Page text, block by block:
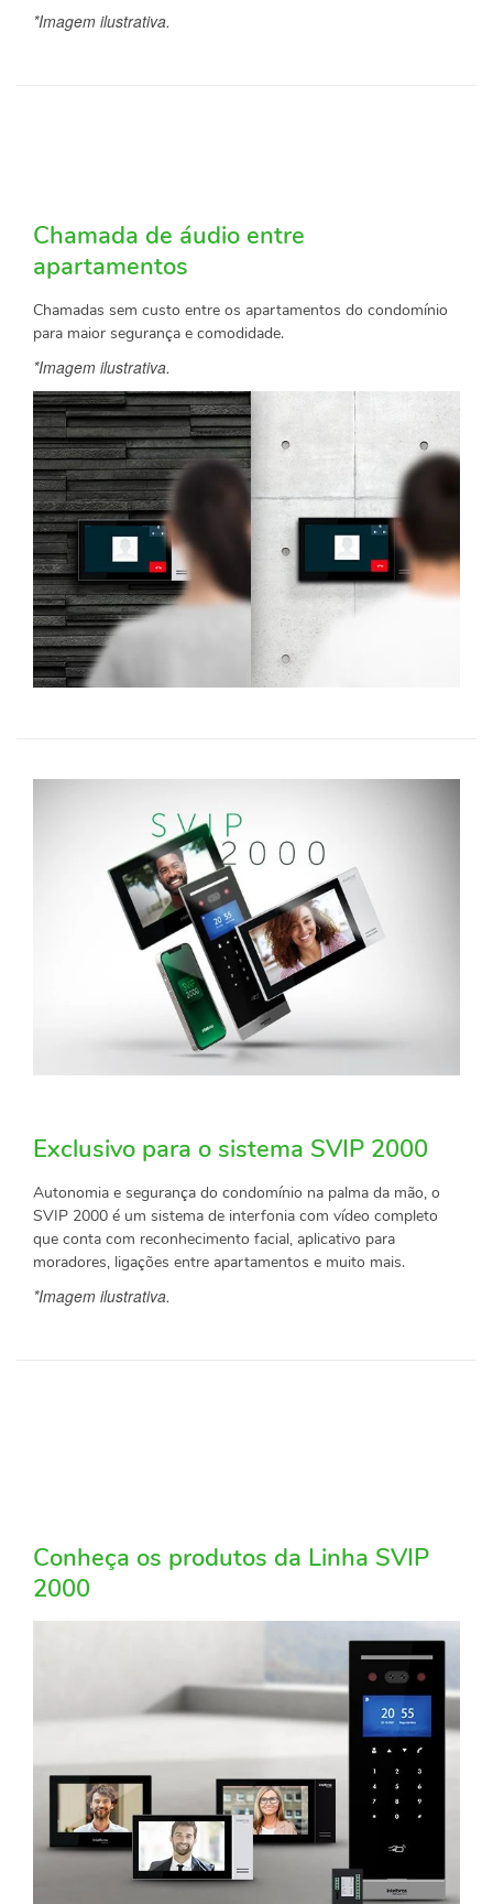
*Imagem ilustrativa.
Chamada de áudio entre
apartamentos
Chamadas sem custo entre os apartamentos do condomínio
para maior segurança e comodidade.
*Imagem ilustrativa.
Exclusivo para o sistema SVIP 2000
Autonomia e segurança do condomínio na palma da mão, o
SVIP 2000 é um sistema de interfonia com vídeo completo
que conta com reconhecimento facial, aplicativo para
moradores, ligações entre apartamentos e muito mais.
*Imagem ilustrativa.
Conheça os produtos da Linha SVIP
2000